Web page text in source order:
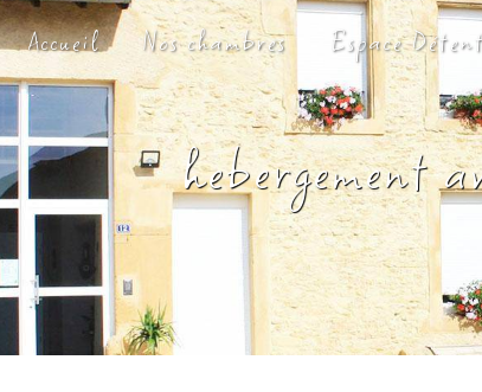
Accueil Nos chambres Espace
hebergement